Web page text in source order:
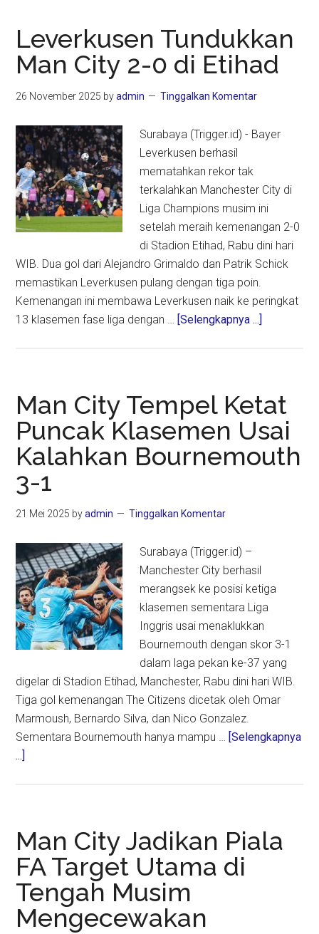
Leverkusen Tundukkan
Man City 2-0 di Etihad
26 November 2025 byadmin Tinggalkan Komentar
Surabaya (Trigger.id) - Bayer
Leverkusen berhasil
mematahkan rekor tak
terkalahkan Manchester City di
Liga Champions musim ini
setelah meraih kemenangan 2-0
di Stadion Etihad, Rabu dini hari
WIB. Dua gol dari Alejandro Grimaldo dan Patrik Schick
memastikan Leverkusen pulang dengan tiga poin.
Kemenangan ini membawa Leverkusen naik ke peringkat
13 klasemen fase liga dengan … [Selengkapnya ...]
City
2-
0
di
Etihad
Man City Tempel Ketat
Puncak Klasemen Usai
Kalahkan Bournemouth
3-1
21 Mei 2025 byadmin Tinggalkan Komentar
Surabaya (Trigger.id) –
Manchester City berhasil
merangsek ke posisi ketiga
klasemen sementara Liga
Inggris usai menaklukkan
Bournemouth dengan skor 3-1
dalam laga pekan ke-37 yang
digelar di Stadion Etihad, Manchester, Rabu dini hari WIB.
Tiga gol kemenangan The Citizens dicetak oleh Omar
Marmoush, Bernardo Silva, dan Nico Gonzalez.
Sementara Bournemouth hanya mampu … [Selengkapnya
...]
Ketat
Puncak
Klasemen
Usai
Kalahkan
Bournemouth
Man City Jadikan Piala
FA Target Utama di
Tengah Musim
Mengecewakan